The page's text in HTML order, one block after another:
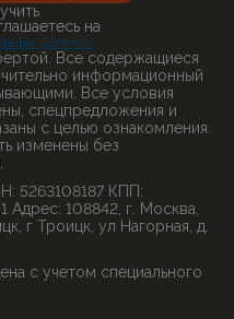
на
данных
Все содержащиеся
информационный
Все условия
спецпредложения и
с целью ознакомления.
изменены без
КПП:
Адрес: 108842, г. Москва,
г Троицк, ул Нагорная, д.
с учетом специального